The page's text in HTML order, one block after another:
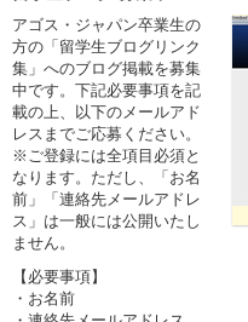
アゴス・ジャパン卒業生の
方の「留学生ブログリンク
集」へのブログ掲載を募集
中です。下記必要事項を記
載の上、以下のメールアド
レスまでご応募ください。
※ご登録には全項目必須と
なります。ただし、「お名
前」「連絡先メールアドレ
ス」は一般には公開いたし
ません。
【必要事項】
・お名前